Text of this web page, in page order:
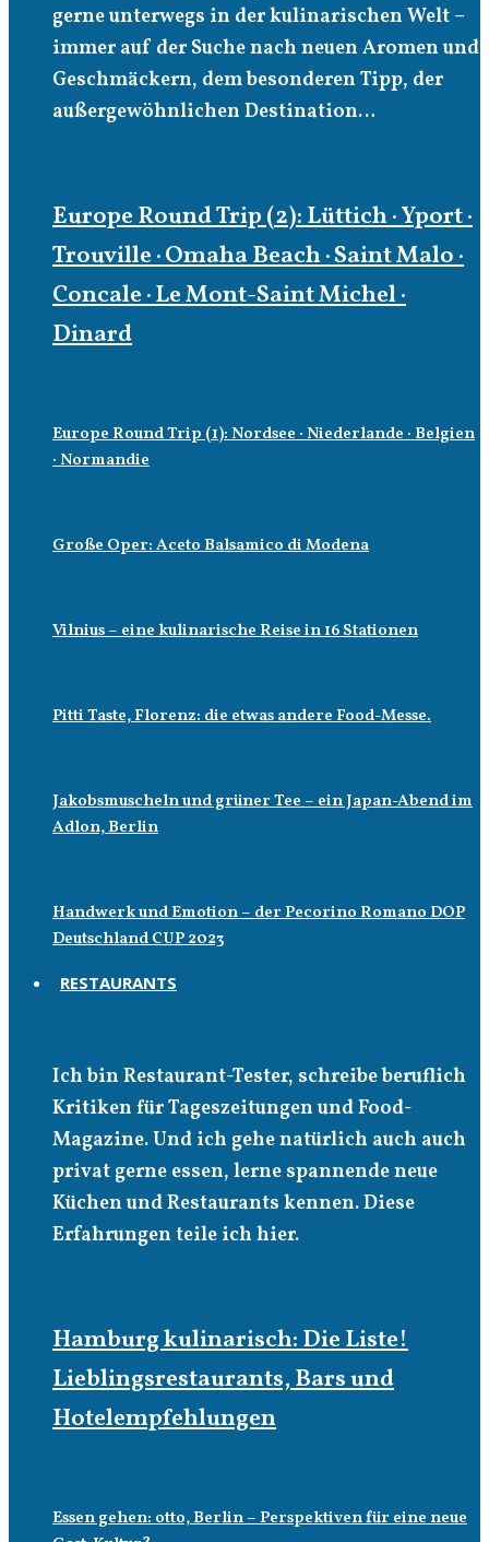
gerne unterwegs in der kulinarischen Welt –
immer auf der Suche nach neuen Aromen und
Geschmäckern, dem besonderen Tipp, der
außergewöhnlichen Destination…
Europe Round Trip (2): Lüttich · Yport ·
Trouville · Omaha Beach · Saint Malo ·
Concale · Le Mont-Saint Michel ·
Dinard
Europe Round Trip (1): Nordsee · Niederlande · Belgien
· Normandie
Große Oper: Aceto Balsamico di Modena
Vilnius – eine kulinarische Reise in 16 Stationen
Pitti Taste, Florenz: die etwas andere Food-Messe.
Jakobsmuscheln und grüner Tee – ein Japan-Abend im
Adlon, Berlin
Handwerk und Emotion – der Pecorino Romano DOP
Deutschland CUP 2023
RESTAURANTS
Ich bin Restaurant-Tester, schreibe beruflich
Kritiken für Tageszeitungen und Food-
Magazine. Und ich gehe natürlich auch auch
privat gerne essen, lerne spannende neue
Küchen und Restaurants kennen. Diese
Erfahrungen teile ich hier.
Hamburg kulinarisch: Die Liste!
Lieblingsrestaurants, Bars und
Hotelempfehlungen
Essen gehen: otto, Berlin – Perspektiven für eine neue